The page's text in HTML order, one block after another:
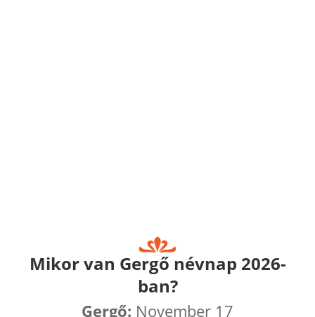
Mikor van Gergő névnap 2026-
ban?
Gergő: November 17